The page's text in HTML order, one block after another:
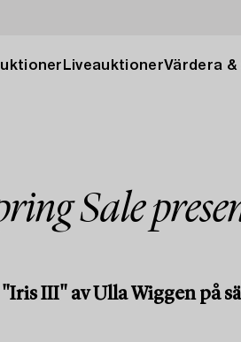
LiveauktionerVärdera &
Sale
III" av Ulla Wiggen på